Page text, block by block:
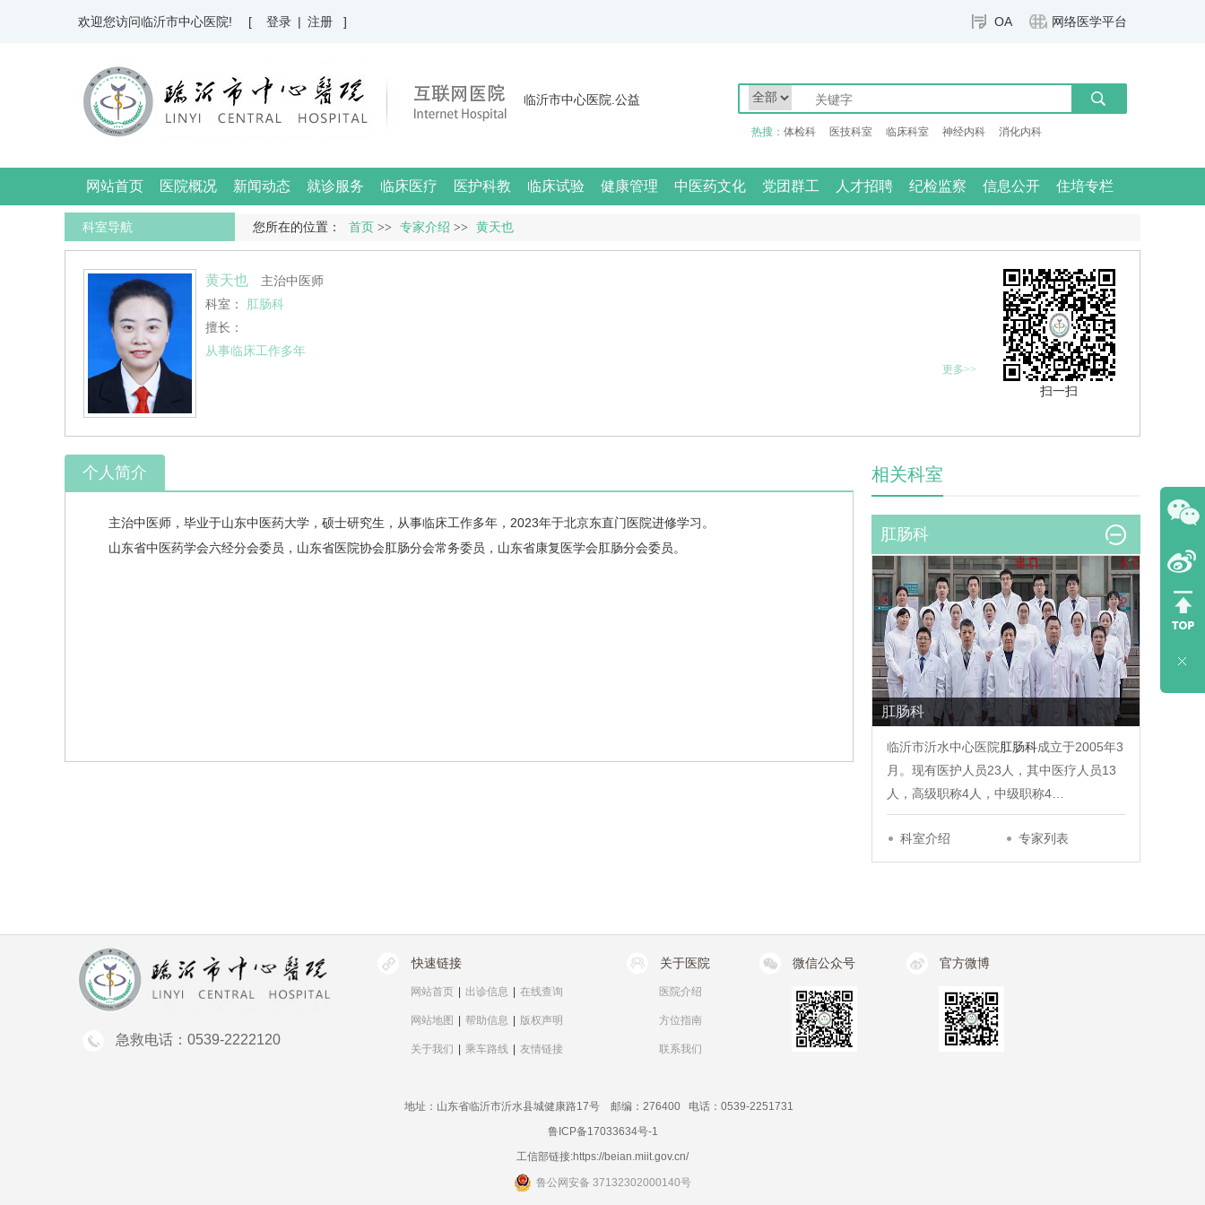
OA 网络医学平台
欢迎您访问临沂市中心医院! [ 登录 | 注册 ]
临沂市中心医院.公益
热搜： 体检科 医技科室 临床科室 神经内科 消化内科
网站首页 医院概况 新闻动态 就诊服务 临床医疗 医护科教 临床试验 健康管理 中医药文化 党团群工 人才招聘 纪检监察 信息公开 住培专栏
您所在的位置： 首页 >> 专家介绍 >> 黄天也
科室导航
黄天也
主治中医师
科室：
肛肠科
擅长：
从事临床工作多年
更多>>
扫一扫
个人简介
主治中医师，毕业于山东中医药大学，硕士研究生，从事临床工作多年，2023年于北京东直门医院进修学习。
山东省中医药学会六经分会委员，山东省医院协会肛肠分会常务委员，山东省康复医学会肛肠分会委员。
相关科室
肛肠科
肛肠科
临沂市沂水中心医院肛肠科成立于2005年3
月。现有医护人员23人，其中医疗人员13
人，高级职称4人，中级职称4…
科室介绍 专家列表
急救电话：0539-2222120
快速链接
网站首页 出诊信息 在线查询
网站地图 帮助信息 版权声明
关于我们 乘车路线 友情链接
关于医院
医院介绍
方位指南
联系我们
微信公众号 官方微博
地址：山东省临沂市沂水县城健康路17号 邮编：276400 电话：0539-2251731
鲁ICP备17033634号-1
工信部链接:https://beian.miit.gov.cn/
鲁公网安备 37132302000140号